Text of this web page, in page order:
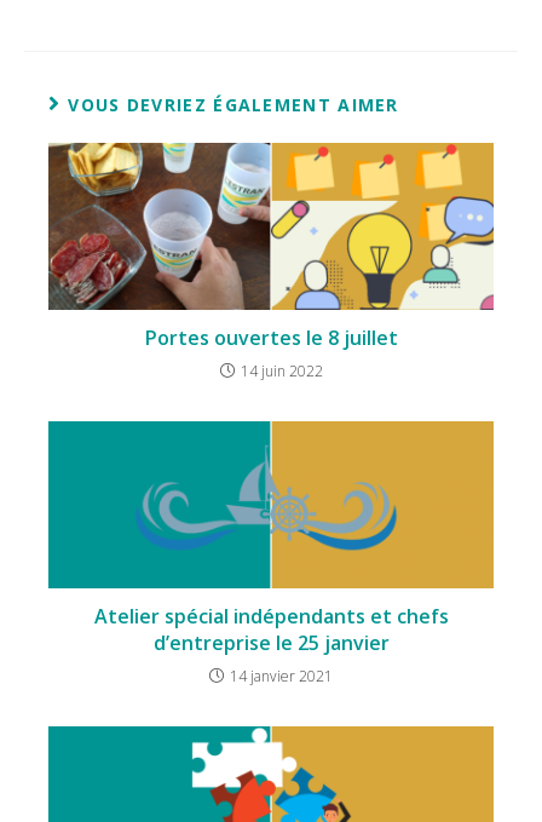
VOUS DEVRIEZ ÉGALEMENT AIMER
Portes ouvertes le 8 juillet
14 juin 2022
Atelier spécial indépendants et chefs
d’entreprise le 25 janvier
14 janvier 2021